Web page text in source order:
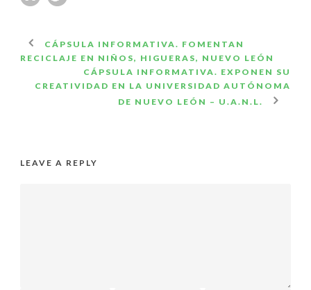
CÁPSULA INFORMATIVA. FOMENTAN
RECICLAJE EN NIÑOS, HIGUERAS, NUEVO LEÓN
CÁPSULA INFORMATIVA. EXPONEN SU
CREATIVIDAD EN LA UNIVERSIDAD AUTÓNOMA
DE NUEVO LEÓN – U.A.N.L.
LEAVE A REPLY